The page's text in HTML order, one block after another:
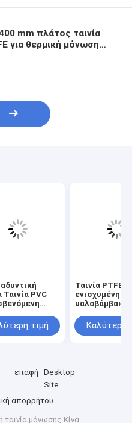
mm πλάτος ταινία
για θερμική μόνωση
Ταινία PVC
και
τιμή
Ταινία PTFE
ενισχυμένη με
υαλοβάμβακα
υψηλών
θερμοκρασιών
Καλύτερη
επαφή
Desktop
Site
απορρήτου
ταινία μόνωσης Κίνα